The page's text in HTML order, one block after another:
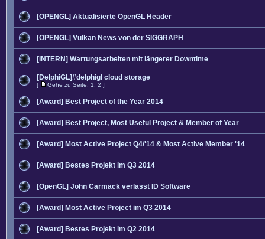
[OPENGL] Aktualisierte OpenGL Header
[OPENGL] Vulkan News von der SIGGRAPH
[INTERN] Wartungsarbeiten mit längerer Downtime
[DelphiGL]#delphigl cloud storage
[ Gehe zu Seite: 1 2 ]
[Award] Best Project of the Year 2014
[Award] Best Project, Most Useful Project & Member of Year
[Award] Most Active Project Q4/'14 & Most Active Member '14
[Award] Bestes Projekt im Q3 2014
[OpenGL] John Carmack verlässt ID Software
[Award] Most Active Project im Q3 2014
[Award] Bestes Projekt im Q2 2014